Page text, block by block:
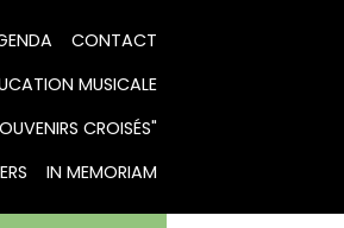
CONTACT
MUSICALE
CROISÉS"
IN MEMORIAM